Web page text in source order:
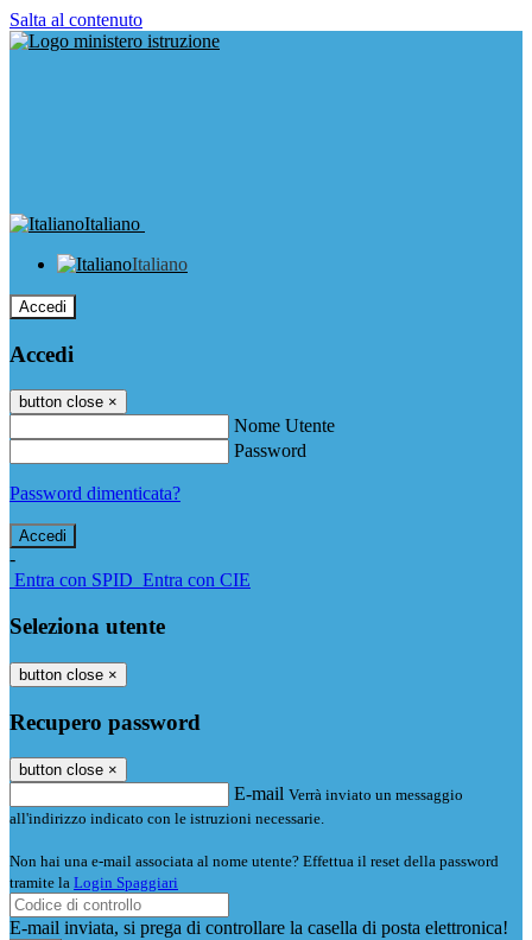
Salta al contenuto
Italiano
Italiano
Accedi
Accedi
button close ×
Nome Utente
Password
Password dimenticata?
-
Entra con SPID Entra con CIE
Seleziona utente
button close ×
Recupero password
button close ×
E-mail Verrà inviato un messaggio
all'indirizzo indicato con le istruzioni necessarie.
Non hai una e-mail associata al nome utente? Effettua il reset della password
tramite la Login Spaggiari
E-mail inviata, si prega di controllare la casella di posta elettronica!